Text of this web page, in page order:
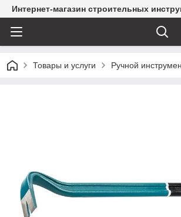
Интернет-магазин строительных
Товары и услуги Ручной